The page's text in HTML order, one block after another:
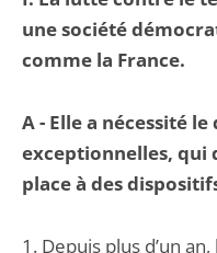
une société
comme la France.
A - Elle a nécessité
exceptionnelles, qui
place à des
1. Depuis plus d’un